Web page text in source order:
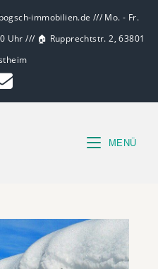
immobilien.de /// Mo. - Fr.
Uhr /// 🏠 Rupprechtstr. 2, 63801
MENÜ